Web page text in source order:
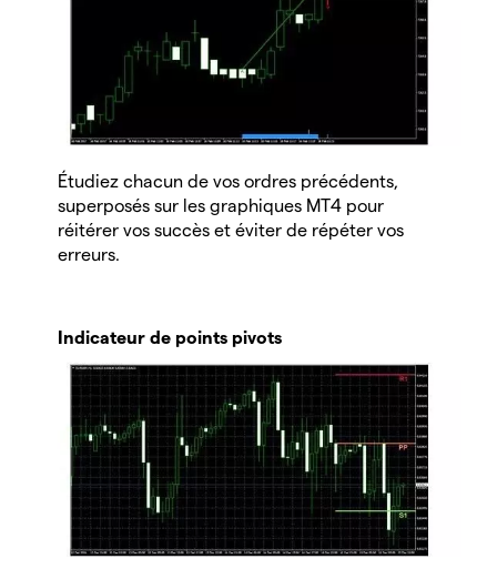
Étudiez chacun de vos ordres précédents,
superposés sur les graphiques MT4 pour
réitérer vos succès et éviter de répéter vos
erreurs.
Indicateur de points pivots